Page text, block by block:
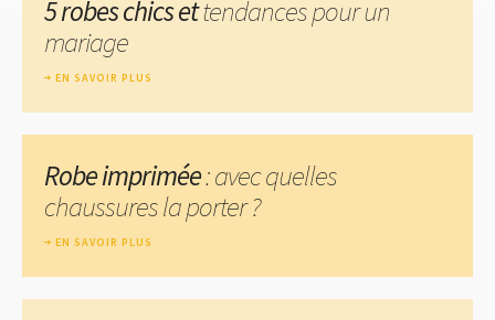
5 robes chics ettendances pour un
mariage
EN SAVOIR PLUS
Robe imprimée: avec quelles
chaussures la porter ?
EN SAVOIR PLUS